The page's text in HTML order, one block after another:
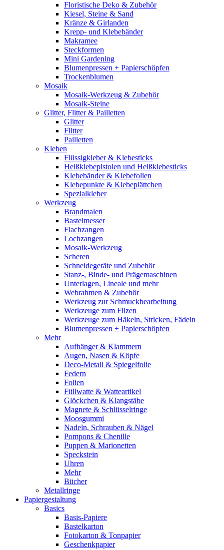
Floristische Deko & Zubehör
Kiesel, Steine & Sand
Kränze & Girlanden
Krepp- und Klebebänder
Makramee
Steckformen
Mini Gardening
Blumenpressen + Papierschöpfen
Trockenblumen
Mosaik
Mosaik-Werkzeug & Zubehör
Mosaik-Steine
Glitter, Flitter & Pailletten
Glitter
Flitter
Pailletten
Kleben
Flüssigkleber & Klebesticks
Heißklebepistolen und Heißklebesticks
Klebebänder & Klebefolien
Klebepunkte & Klebeplättchen
Spezialkleber
Werkzeug
Brandmalen
Bastelmesser
Flachzangen
Lochzangen
Mosaik-Werkzeug
Scheren
Schneidegeräte und Zubehör
Stanz-, Binde- und Prägemaschinen
Unterlagen, Lineale und mehr
Webrahmen & Zubehör
Werkzeug zur Schmuckbearbeitung
Werkzeuge zum Filzen
Werkzeuge zum Häkeln, Stricken, Fädeln
Blumenpressen + Papierschöpfen
Mehr
Aufhänger & Klammern
Augen, Nasen & Köpfe
Deco-Metall & Spiegelfolie
Federn
Folien
Füllwatte & Watteartikel
Glöckchen & Klangstäbe
Magnete & Schlüsselringe
Moosgummi
Nadeln, Schrauben & Nägel
Pompons & Chenille
Puppen & Marionetten
Speckstein
Uhren
Mehr
Bücher
Metallringe
Papiergestaltung
Basics
Basis-Papiere
Bastelkarton
Fotokarton & Tonpapier
Geschenkpapier